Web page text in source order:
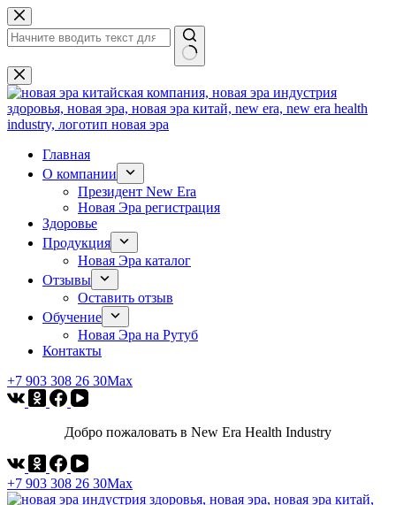
Перейти
к
сути
Ничего
не
найдено
Главная
О компании
Президент New Era
Новая Эра регистрация
Здоровье
Продукция
Новая Эра каталог
Отзывы
Оставить отзыв
Обучение
Новая Эра на Рутуб
Контакты
+7 903 308 26 30Max
Добро пожаловать в New Era Health Industry
+7 903 308 26 30Max